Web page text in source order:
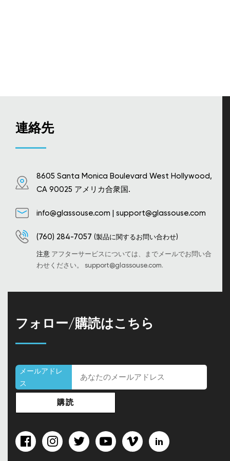
連絡先
8605 Santa Monica Boulevard West Hollywood,
CA 90025 アメリカ合衆国.
info@glassouse.com | support@glassouse.com
(760) 284-7057 (製品に関するお問い合わせ)
注意 アフターサービスについては、までメールでお問い合
わせください。 support@glassouse.com.
フォロー/購読はこちら
メールアドレ
ス